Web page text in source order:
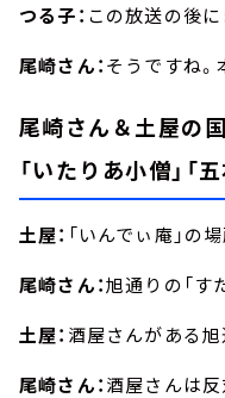
つる子： この放送の後に
尾崎さん：そうですね。
尾崎さん＆土屋の
「いたりあ小僧」「
土屋： 「いんでぃ庵」の
尾崎さん：旭通りの「す
土屋： 酒屋さんがある
尾崎さん：酒屋さんは反